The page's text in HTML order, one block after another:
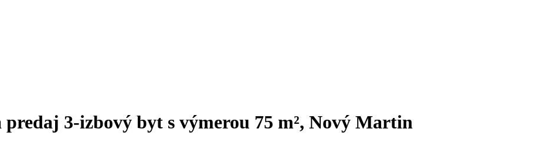
3-izbový byt s výmerou 75 m², Nový Martin